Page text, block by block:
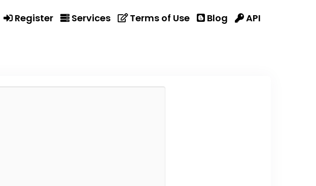
Register Services Terms of Use Blog API